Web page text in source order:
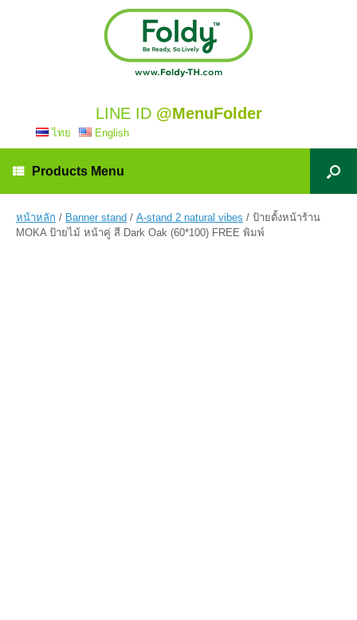
LINE ID @MenuFolder
ไทย English
Products Menu
หน้าหลัก / Banner stand / A-stand 2 natural vibes / ป้ายตั้งหน้าร้าน
MOKA ป้ายไม้ หน้าคู่ สี Dark Oak (60*100) FREE พิมพ์